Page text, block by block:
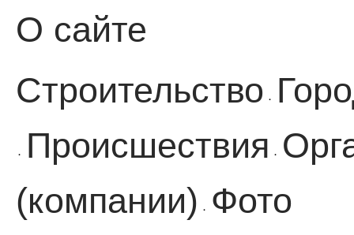
О сайте
Строительство ·
· Происшествия ·
(компании)
·
Фото